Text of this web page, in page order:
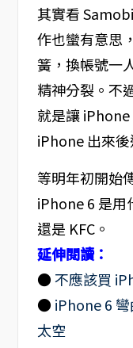
其實看
作也蠻有意思
簧，換帳號一
精神分裂。不
就是讓
iPhone 出來
等明年初開始
iPhone 6 是用
還是 KFC。
延伸閱讀：
●不應該買
● iPhone 6
太空